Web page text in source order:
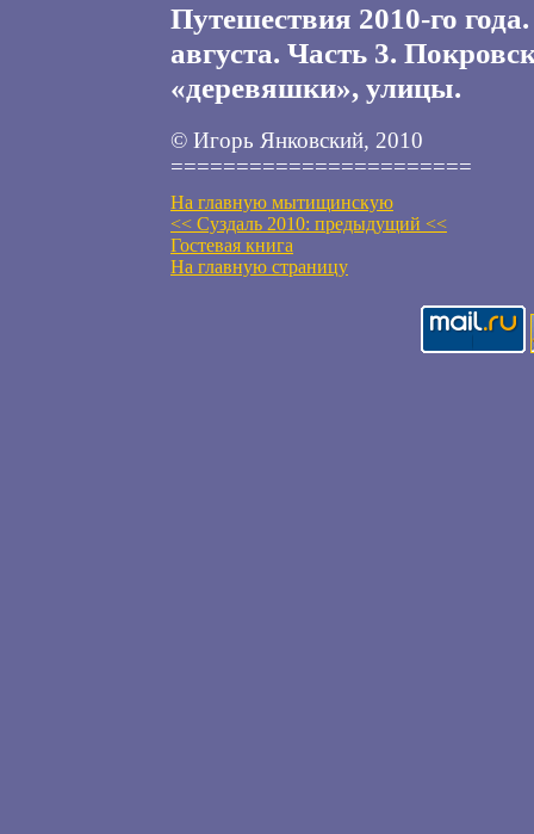
Путешествия 2010-го
августа. Часть 3.
«деревяшки», улицы.
© Игорь Янковский, 2010
=======================
На главную мытищинскую
<< Суздаль 2010: предыдущий <<
Гостевая книга
На главную страницу